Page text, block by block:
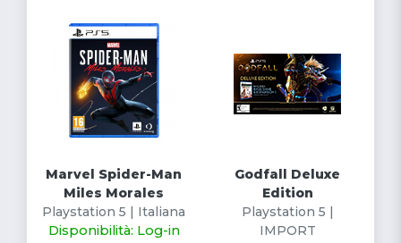
Marvel Spider-Man
Miles Morales
Playstation 5 | Italiana
Disponibilità: Log-in
Godfall Deluxe
Edition
Playstation 5 |
IMPORT